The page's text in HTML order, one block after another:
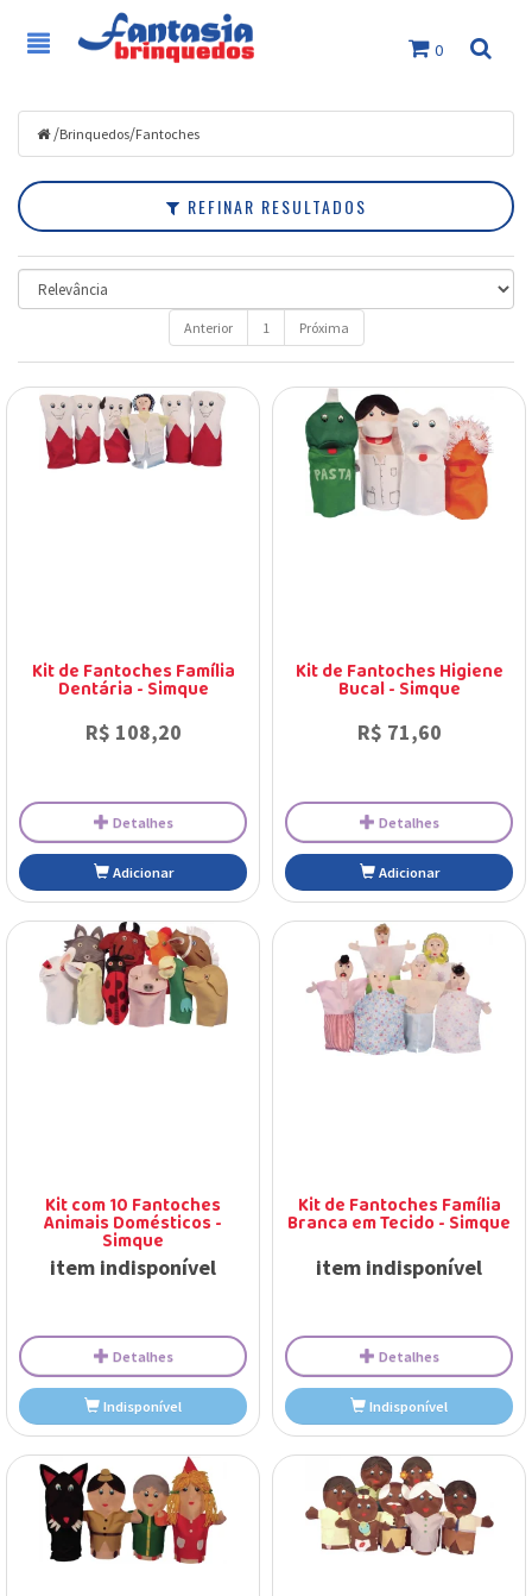
0
/Brinquedos/Fantoches
REFINAR RESULTADOS
Brinquedos
Marcas
Faixa
de
Preço
Anterior 1 Próxima
Kit de Fantoches Família
Dentária - Simque
R$ 108,20
Adicionar
Kit de Fantoches Higiene
Bucal - Simque
R$ 71,60
Adicionar
Kit com 10 Fantoches
Animais Domésticos -
Simque
item indisponível
Detalhes
Indisponível
Kit de Fantoches Família
Branca em Tecido - Simque
item indisponível
Detalhes